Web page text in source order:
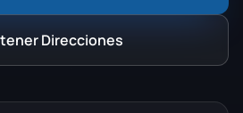
Direcciones